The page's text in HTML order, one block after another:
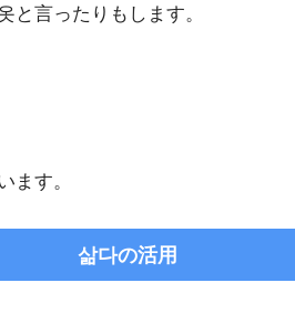
と言ったりもします。
ます。
삶다の活用